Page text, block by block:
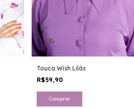
Touca Wish Lilás
R$59,90